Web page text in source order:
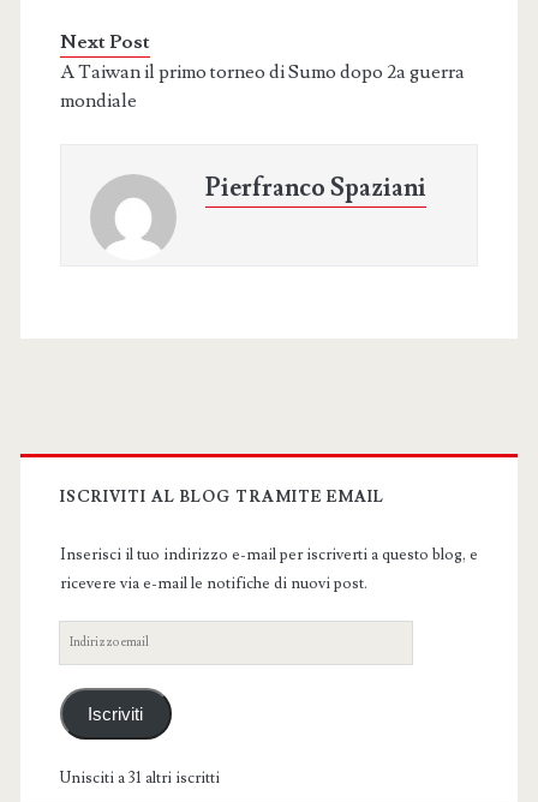
Next Post
A Taiwan il primo torneo di Sumo dopo 2a guerra
mondiale
Pierfranco Spaziani
Primary
Sidebar
ISCRIVITI AL BLOG TRAMITE EMAIL
Inserisci il tuo indirizzo e-mail per iscriverti a questo blog, e
ricevere via e-mail le notifiche di nuovi post.
Indirizzo
email
Iscriviti
Unisciti a 31 altri iscritti